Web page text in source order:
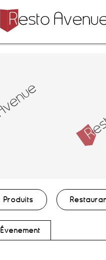
Produits
Évènement